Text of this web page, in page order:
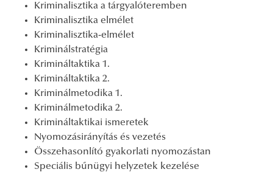
Kriminalisztika a tárgyalóteremben
Kriminalisztika elmélet
Kriminalisztika-elmélet
Kriminálstratégia
Krimináltaktika 1.
Krimináltaktika 2.
Kriminálmetodika 1.
Kriminálmetodika 2.
Krimináltaktikai ismeretek
Nyomozásirányítás és vezetés
Összehasonlító gyakorlati nyomozástan
Speciális bűnügyi helyzetek kezelése